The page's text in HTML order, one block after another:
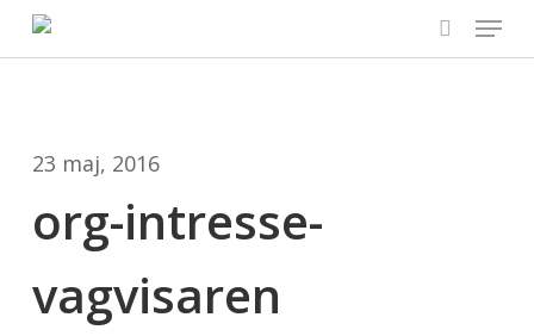
search
Menu
23 maj, 2016
org-intresse-
vagvisaren